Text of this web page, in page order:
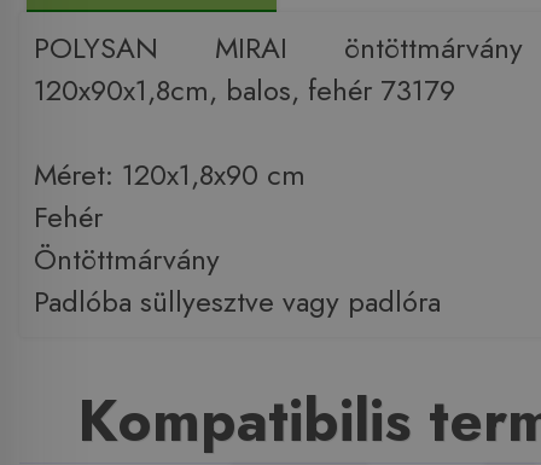
POLYSAN MIRAI
120x90x1,8cm, balos, fehér 73179
Méret: 120x1,8x90 cm
Fehér
Öntöttmárvány
Padlóba süllyesztve vagy padlóra
Kompatibilis